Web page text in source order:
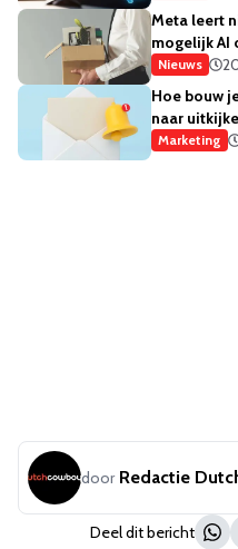
Meta leert
mogelijk AI
Nieuws
Hoe bouw
naar
Marketing
door Redactie
Deel dit bericht